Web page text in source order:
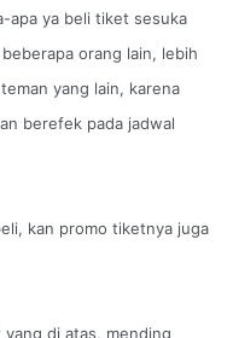
apa ya beli tiket sesuka
orang lain, lebih
yang lain, karena
berefek pada jadwal
kan promo tiketnya juga
yang di atas, mending